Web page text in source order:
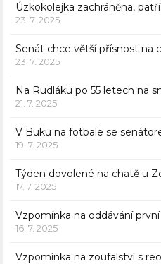
Úzkokolejka zachráněna,
23. 7. 2025
Senát chce větší přísnost na
23. 7. 2025
Na Rudláku po 55 letech na
21. 7. 2025
V Buku na fotbale se
19. 7. 2025
Týden dovolené na chatě u
17. 7. 2025
Vzpomínka na oddávání
16. 7. 2025
Vzpomínka na zoufalství s